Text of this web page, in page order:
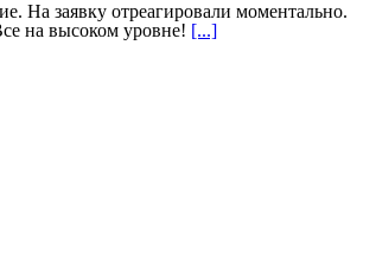
На заявку отреагировали моментально.
на высоком уровне! [...]